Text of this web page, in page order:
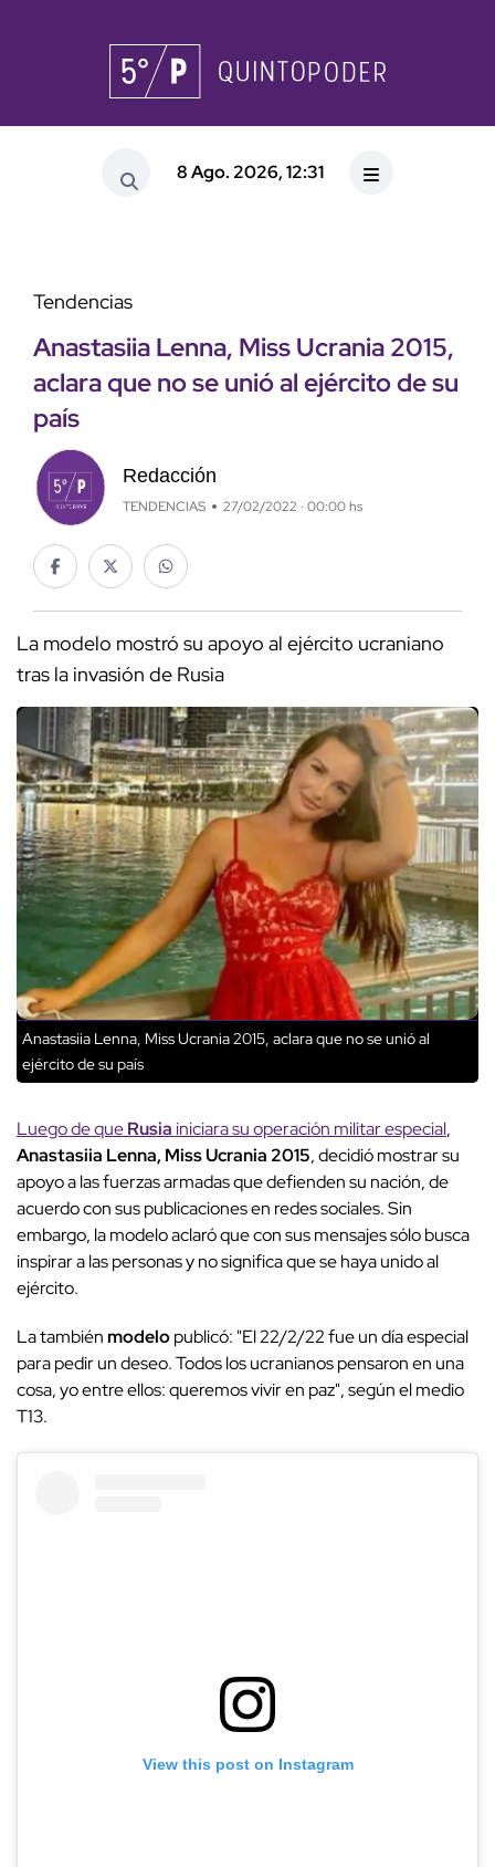
8 Ago. 2026, 12:31
Tendencias
Anastasiia Lenna, Miss Ucrania 2015,
aclara que no se unió al ejército de su
país
Redacción
TENDENCIAS 27/02/2022 · 00:00 hs
La modelo mostró su apoyo al ejército ucraniano
tras la invasión de Rusia
Anastasiia Lenna, Miss Ucrania 2015, aclara que no se unió al
ejército de su país
Luego de queRusia iniciara su operación militar especial,
Anastasiia Lenna, Miss Ucrania 2015, decidió mostrar su
apoyo a las fuerzas armadas que defienden su nación, de
acuerdo con sus publicaciones en redes sociales. Sin
embargo, la modelo aclaró que con sus mensajes sólo busca
inspirar a las personas y no significa que se haya unido al
ejército.
La tambiénmodelopublicó: "El 22/2/22 fue un día especial
para pedir un deseo. Todos los ucranianos pensaron en una
cosa, yo entre ellos: queremos vivir en paz", según el medio
T13.
View this post on Instagram